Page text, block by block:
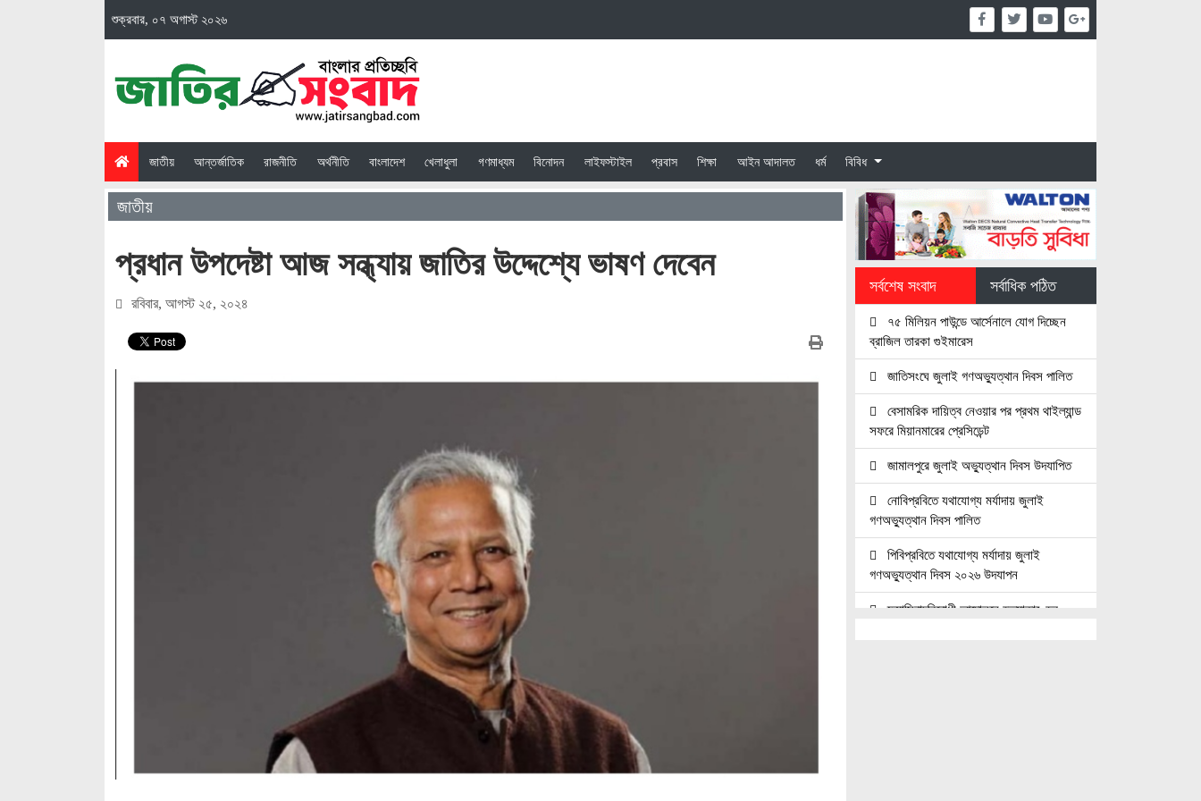
শুক্রবার, ০৭ অগাস্ট ২০২৬
(current)
জাতীয় আন্তর্জাতিক রাজনীতি অর্থনীতি বাংলাদেশ খেলাধুলা গণমাধ্যম বিনোদন লাইফস্টাইল প্রবাস শিক্ষা আইন আদালত ধর্ম বিবিধ
জাতীয়
প্রধান উপদেষ্টা আজ সন্ধ্যায় জাতির উদ্দেশ্যে ভাষণ দেবেন
রবিবার, আগস্ট ২৫, ২০২৪
সর্বশেষ সংবাদ সর্বাধিক পঠিত
৭৫ মিলিয়ন পাউন্ডে আর্সেনালে যোগ দিচ্ছেন
ব্রাজিল তারকা গুইমারেস
জাতিসংঘে জুলাই গণঅভ্যুত্থান দিবস পালিত
বেসামরিক দায়িত্ব নেওয়ার পর প্রথম থাইল্যান্ড
সফরে মিয়ানমারের প্রেসিডেন্ট
জামালপুরে জুলাই অভ্যুত্থান দিবস উদযাপিত
নোবিপ্রবিতে যথাযোগ্য মর্যাদায় জুলাই
গণঅভ্যুত্থান দিবস পালিত
পিবিপ্রবিতে যথাযোগ্য মর্যাদায় জুলাই
গণঅভ্যুত্থান দিবস ২০২৬ উদযাপন
ফ্যাসিবাদবিরোধী আন্দোলনে হত্যাকাণ্ডের